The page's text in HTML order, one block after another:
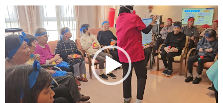
動
画
プ
レ
ー
ヤ
ー